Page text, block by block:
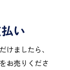
い
けましたら、
お売りくださ